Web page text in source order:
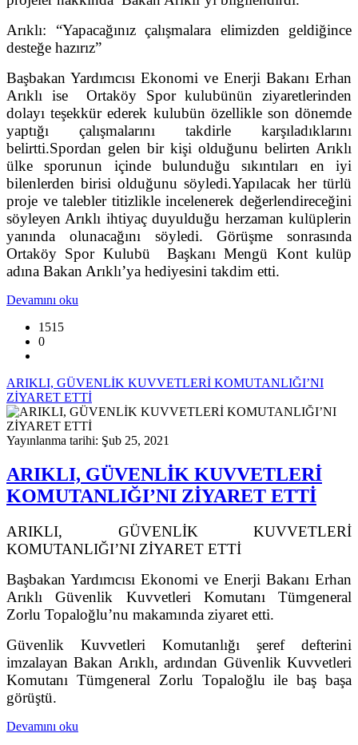
Arıklı: “Yapacağınız çalışmalara elimizden geldiğince
desteğe hazırız”
Başbakan Yardımcısı Ekonomi ve Enerji Bakanı Erhan
Arıklı ise Ortaköy Spor kulubünün ziyaretlerinden
dolayı teşekkür ederek kulubün özellikle son dönemde
yaptığı çalışmalarını takdirle karşıladıklarını
belirtti.Spordan gelen bir kişi olduğunu belirten Arıklı
ülke sporunun içinde bulunduğu sıkıntıları en iyi
bilenlerden birisi olduğunu söyledi.Yapılacak her türlü
proje ve talebler titizlikle incelenerek değerlendireceğini
söyleyen Arıklı ihtiyaç duyulduğu herzaman kulüplerin
yanında olunacağını söyledi. Görüşme sonrasında
Ortaköy Spor Kulubü Başkanı Mengü Kont kulüp
adına Bakan Arıklı’ya hediyesini takdim etti.
Devamını oku
1515
0
ARIKLI, GÜVENLİK KUVVETLERİ KOMUTANLIĞI’NI
ZİYARET ETTİ
Yayınlanma tarihi: Şub 25, 2021
ARIKLI, GÜVENLİK KUVVETLERİ
KOMUTANLIĞI’NI ZİYARET ETTİ
ARIKLI, GÜVENLİK KUVVETLERİ
KOMUTANLIĞI’NI ZİYARET ETTİ
Başbakan Yardımcısı Ekonomi ve Enerji Bakanı Erhan
Arıklı Güvenlik Kuvvetleri Komutanı Tümgeneral
Zorlu Topaloğlu’nu makamında ziyaret etti.
Güvenlik Kuvvetleri Komutanlığı şeref defterini
imzalayan Bakan Arıklı, ardından Güvenlik Kuvvetleri
Komutanı Tümgeneral Zorlu Topaloğlu ile baş başa
görüştü.
Devamını oku